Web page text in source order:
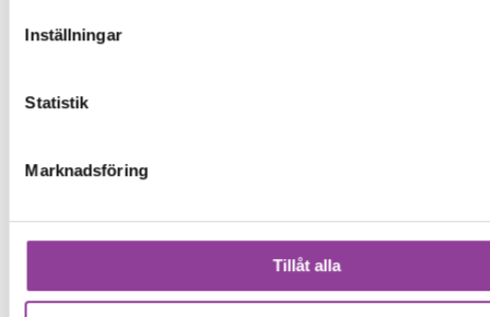
Inställningar
Statistik
Marknadsföring
Tillåt alla